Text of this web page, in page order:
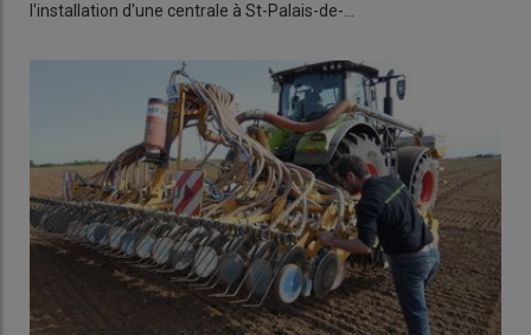
l'installation d'une centrale à St-Palais-de-…